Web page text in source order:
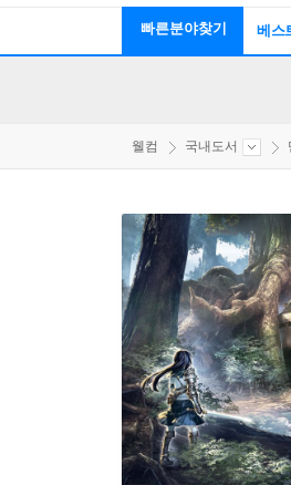
빠른분야찾기 베스
웰컴 국내도서